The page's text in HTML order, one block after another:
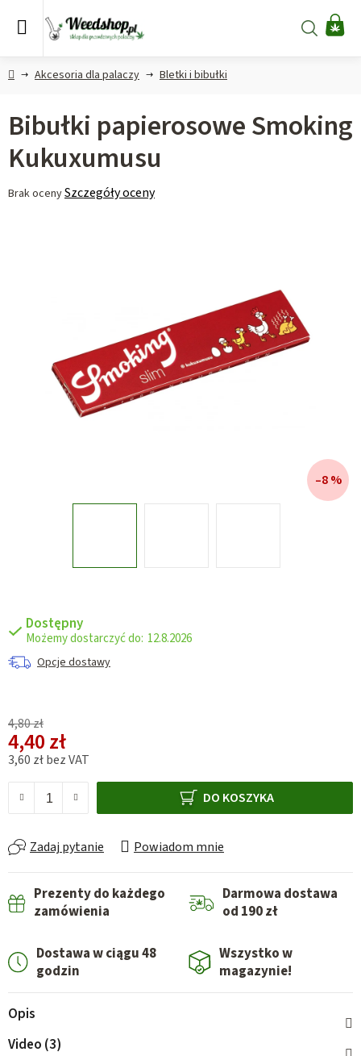
Szukaj
HomeAkcesoria dla palaczy Bletki i bibułki
Dostępny
12.8.2026
Opcje dostawy
4,80 zł
4,40 zł
3,60 zł bez VAT
DO KOSZYKA
Zadaj pytanie Powiadom mnie
Bibułki papierosowe Smoking
Kukuxumusu
Średnia
Brak ocenySzczegóły oceny
–8 %
Prezenty do każdego
zamówienia
Darmowa dostawa
od 190 zł
Dostawa w ciągu 48
godzin
Wszystko w
magazynie!
Opis
Video (3)